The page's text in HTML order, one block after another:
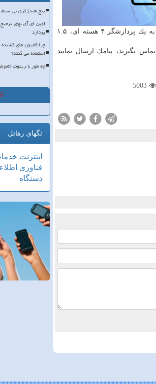
مشكی یا طلایی عرضه می گردد و دارای نماشگر ۵ اینچی qHD سوپر AMOLED است. علاوه برآن مجهز به یك پردازشگر ۴ هسته ای، ۱.۵
تماس بگیرند، پیامك ارسال نمایند
5003
پنج هندزفری بی سیم
اوپن ای آی بهای
پردازد
چرا کامیون های
استفاده می کنند؟
چه طور با ریموت
تگهای رهاتل
اینترنت
فناوری
دستگاه